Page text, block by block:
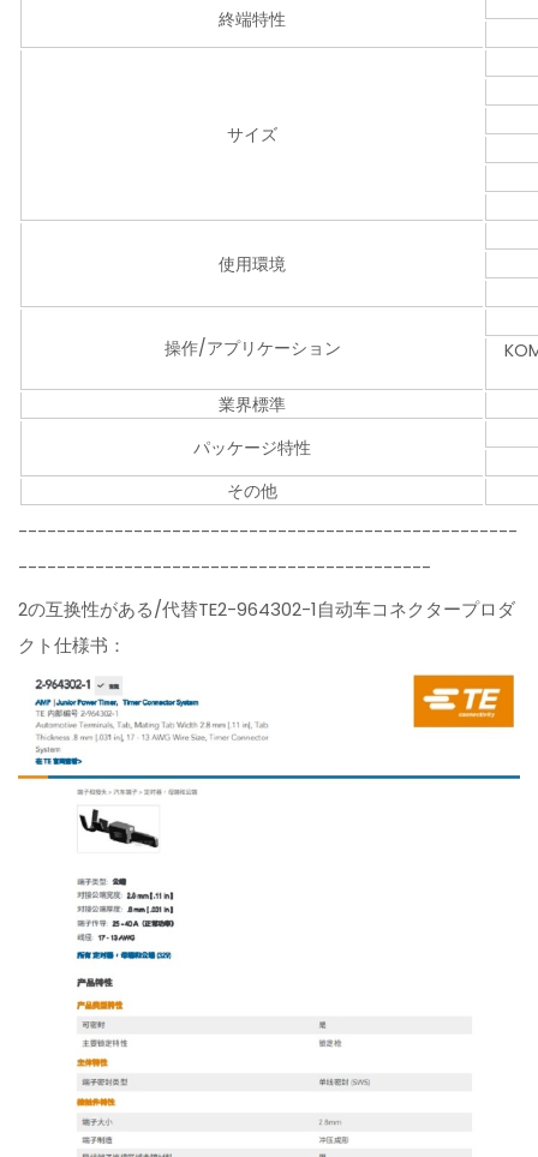
終端特性
サイズ
使用環境
操作/アプリケーション
業界標準
パッケージ特性
その他
----------------------------------------------------
-------------------------------------------
2の互换性がある/代替TE2-964302-1自动车コネクタープロダ
クト仕様书：